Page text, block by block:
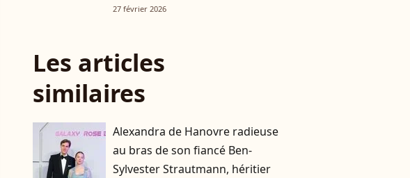
27 février 2026
Les articles
similaires
Alexandra de Hanovre radieuse
au bras de son fiancé Ben-
Sylvester Strautmann, héritier